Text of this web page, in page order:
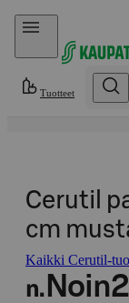
Hyppää sisältöön
Tuotteet
Cerutil
cm
Kaikki Cerutil-
n. Noin